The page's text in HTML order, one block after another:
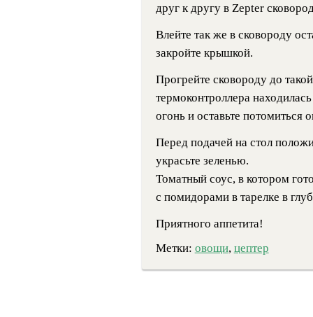
друг к другу в Zepter
Влейте так же в сковороду
закройте крышкой.
Прогрейте сковороду до
термоконтроллера
огонь и оставьте потомиться
Перед подачей на стол
украсьте зеленью.
Томатный соус, в котором
с помидорами в тарелке в
Приятного аппетита!
Метки: овощи, цептер